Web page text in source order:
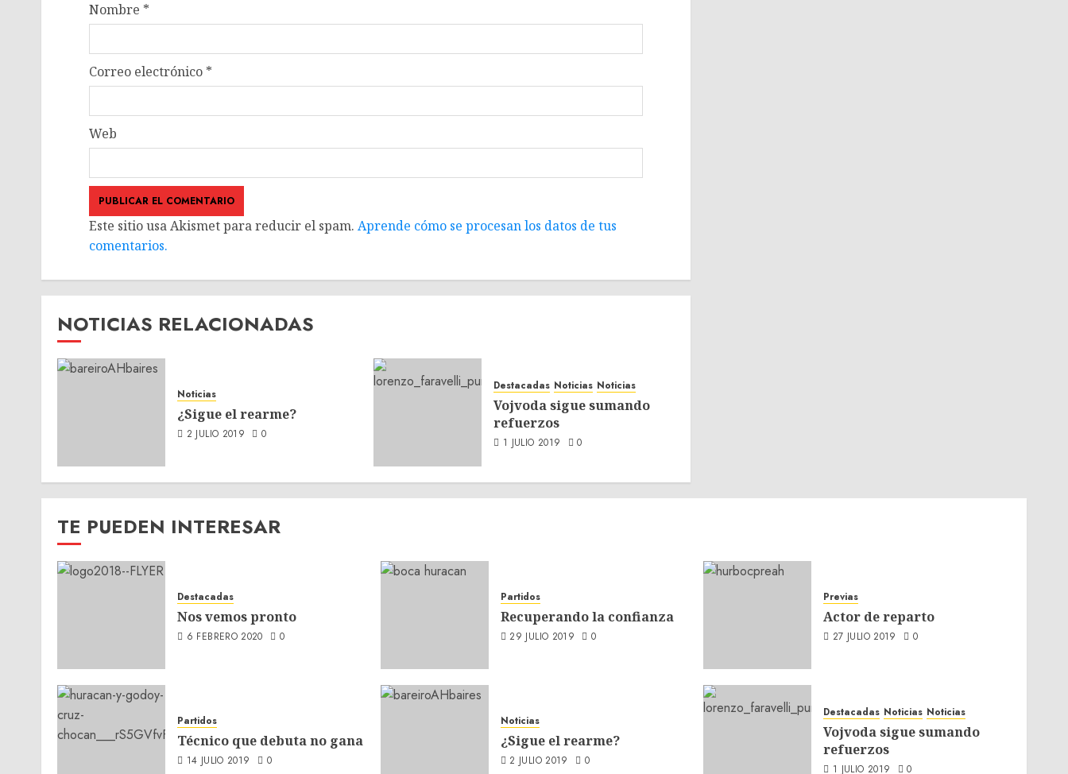
Nombre *
Correo electrónico *
Web
Este sitio usa Akismet para reducir el spam. Aprende cómo se procesan los datos de tus
comentarios.
NOTICIAS RELACIONADAS
Noticias
¿Sigue el rearme?
2 JULIO 2019 0
Destacadas Noticias Noticias
Vojvoda sigue sumando
refuerzos
1 JULIO 2019 0
TE PUEDEN INTERESAR
Destacadas
Nos vemos pronto
6 FEBRERO 2020 0
Partidos
Recuperando la confianza
29 JULIO 2019 0
Previas
Actor de reparto
27 JULIO 2019 0
Partidos
Técnico que debuta no gana
14 JULIO 2019 0
Noticias
¿Sigue el rearme?
2 JULIO 2019 0
Destacadas Noticias Noticias
Vojvoda sigue sumando
refuerzos
1 JULIO 2019 0